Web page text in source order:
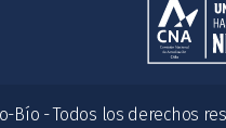
Bío - Todos los derechos